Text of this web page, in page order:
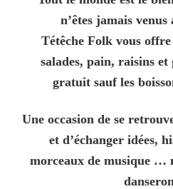
n’êtes jamais
Tétêche Folk vous
salades, pain, raisins
gratuit sauf les
Une occasion de se
et d’échanger idées,
morceaux de musique …